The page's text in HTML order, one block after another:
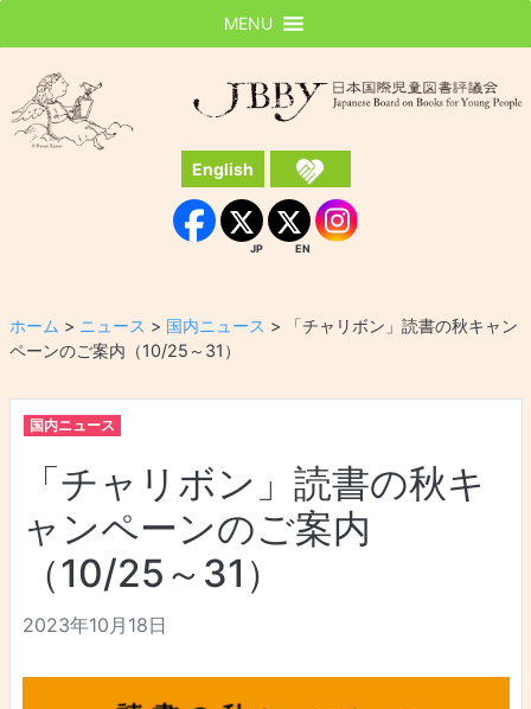
JBBY
English
Facebook
JP
JP
EN
EN Instagram
MENU
ホーム > ニュース > 国内ニュース >
「チャリボン」読書の秋キャン
ペーンのご案内（10/25～31）
国内ニュース
「チャリボン」読書の秋キ
ャンペーンのご案内
（10/25～31）
2023年10月18日